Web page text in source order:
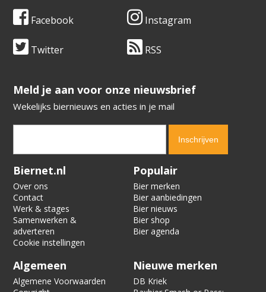
Facebook Instagram
Twitter RSS
​​​​​​​Meld je aan voor onze nieuwsbrief
Wekelijks biernieuws en acties in je mail
Verification code:
Biernet.nl
Over ons
Contact
Werk & stages
Samenwerken &
adverteren
Cookie instellingen
Populair
Bier merken
Bier aanbiedingen
Bier nieuws
Bier shop
Bier agenda
Algemeen
Algemene Voorwaarden
Nieuwe merken
DB Kriek